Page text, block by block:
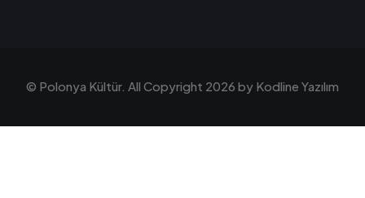
© Polonya Kültür. All Copyright 2026 by Kodline Yazılım